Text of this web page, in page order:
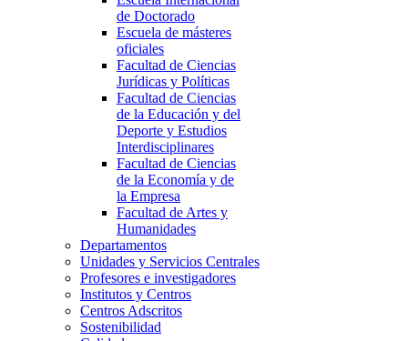
de Doctorado
Escuela de másteres
oficiales
Facultad de Ciencias
Jurídicas y Políticas
Facultad de Ciencias
de la Educación y del
Deporte y Estudios
Interdisciplinares
Facultad de Ciencias
de la Economía y de
la Empresa
Facultad de Artes y
Humanidades
Departamentos
Unidades y Servicios Centrales
Profesores e investigadores
Institutos y Centros
Centros Adscritos
Sostenibilidad